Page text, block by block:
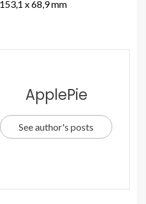
x 68,9 mm
ApplePie
See author's posts